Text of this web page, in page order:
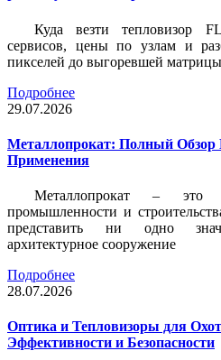
Куда везти тепловизор
сервисов, цены по узлам и
пикселей до выгоревшей
Подробнее
29.07.2026
Металлопрокат: Полный Обзор
Применения
Металлопрокат – это
промышленности и
представить ни одно
архитектурное сооружение
Подробнее
28.07.2026
Оптика и Тепловизоры для
Эффективности и Безопасности